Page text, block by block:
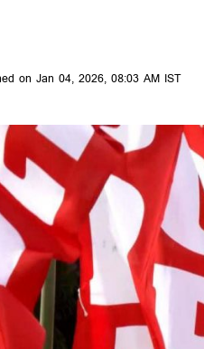
on Jan 04, 2026, 08:03 AM IST